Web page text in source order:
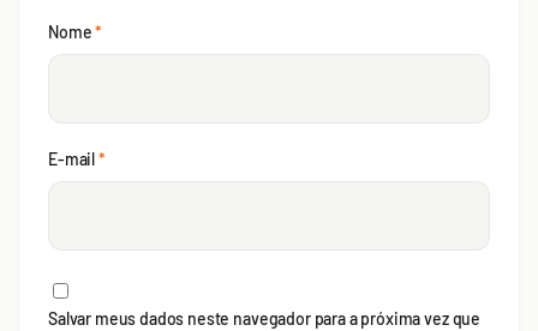
Nome*
E-mail*
Salvar meus dados neste navegador para a próxima vez que